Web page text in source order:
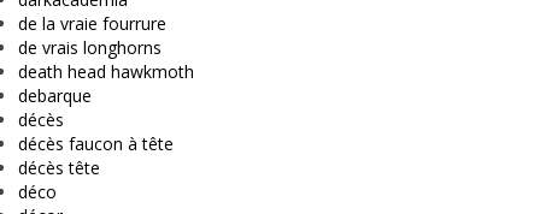
de la vraie fourrure
de vrais longhorns
death head hawkmoth
debarque
décès
décès faucon à tête
décès tête
déco